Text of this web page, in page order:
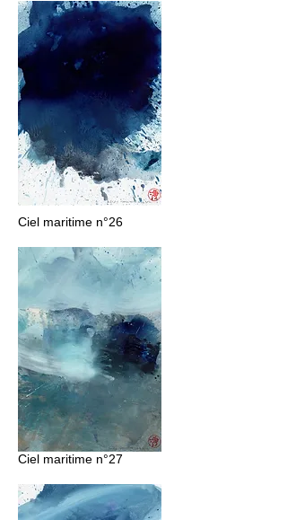
Ciel maritime n°26
Ciel maritime n°27